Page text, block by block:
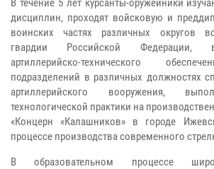
В течение 5 лет курсанты-оружейники
дисциплин, проходят войсковую и
воинских частях различных округов
гвардии Российской Федерации,
артиллерийско-технического
подразделений в различных должностях
артиллерийского вооружения,
технологической практики на
«Концерн «Калашников» в городе
процессе производства современного
В образовательном процессе